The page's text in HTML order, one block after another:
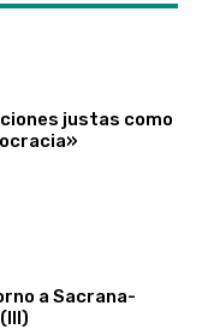
justas como
a Sacrana-